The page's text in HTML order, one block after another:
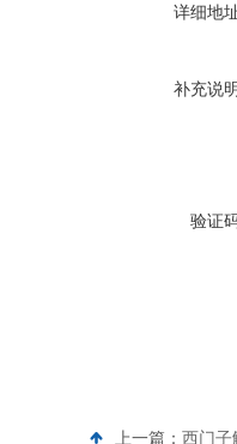
详细地
补充说
验证
上一篇： 西门子